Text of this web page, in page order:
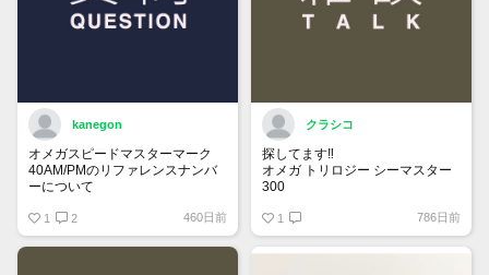
kanegon
オメガスピードマスターマーク
40AM/PMのリファレンスナンバ
ーについて
保証書にはREF:35205300とある
のですが、裏蓋の内側を見ると
175 0084
1 2 460日前
クラシコ
探してます‼️
オメガ トリロジー シーマスター
300
全て有り綺麗な個体をお持ちで
90万円前後で譲って頂ける方、
宜しくお願い致します。
1 786日前